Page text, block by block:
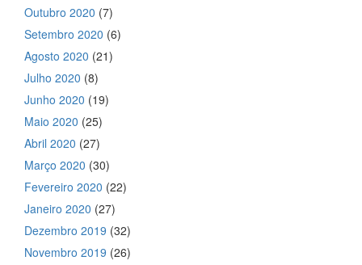
Outubro 2020 (7)
Setembro 2020 (6)
Agosto 2020 (21)
Julho 2020 (8)
Junho 2020 (19)
Maio 2020 (25)
Abril 2020 (27)
Março 2020 (30)
Fevereiro 2020 (22)
Janeiro 2020 (27)
Dezembro 2019 (32)
Novembro 2019 (26)